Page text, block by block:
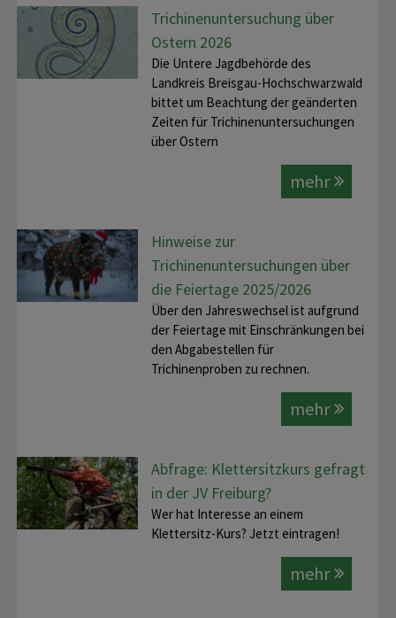
Trichinenuntersuchung über
Ostern 2026
Die Untere Jagdbehörde des
Landkreis Breisgau-Hochschwarzwald
bittet um Beachtung der geänderten
Zeiten für Trichinenuntersuchungen
über Ostern
mehr
Hinweise zur
Trichinenuntersuchungen über
die Feiertage 2025/2026
Über den Jahreswechsel ist aufgrund
der Feiertage mit Einschränkungen bei
den Abgabestellen für
Trichinenproben zu rechnen.
mehr
Abfrage: Klettersitzkurs gefragt
in der JV Freiburg?
Wer hat Interesse an einem
Klettersitz-Kurs? Jetzt eintragen!
mehr